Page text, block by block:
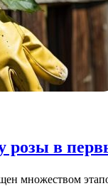
в
множеством